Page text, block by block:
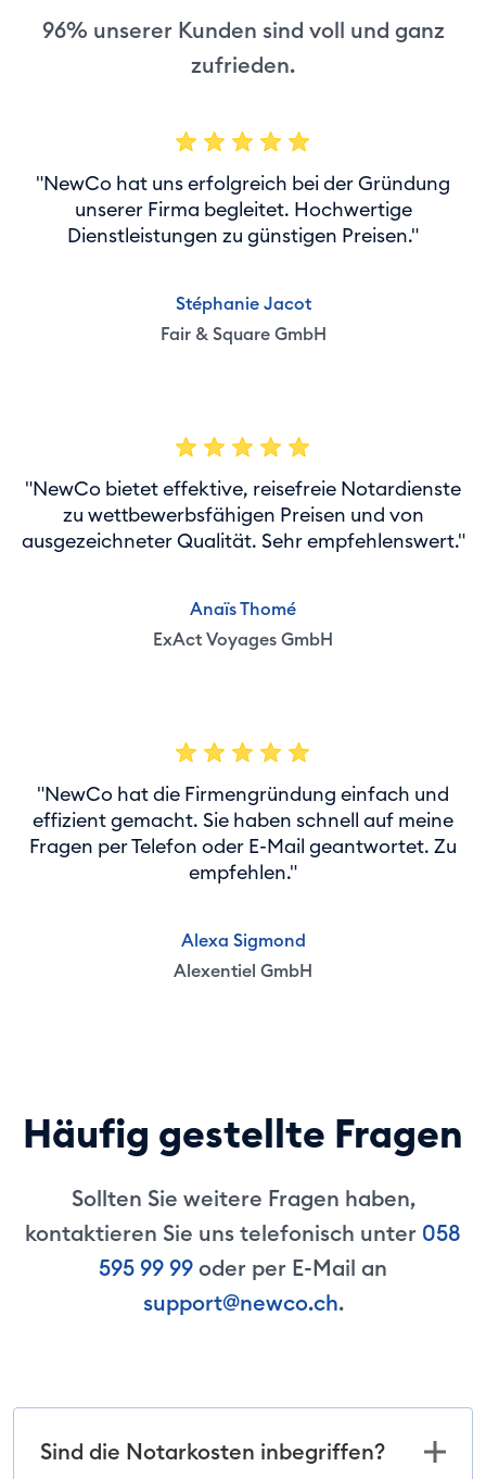
96% unserer Kunden sind voll und ganz
zufrieden.
"NewCo hat uns erfolgreich bei der Gründung
unserer Firma begleitet. Hochwertige
Dienstleistungen zu günstigen Preisen."
Stéphanie Jacot
Fair & Square GmbH
"NewCo bietet effektive, reisefreie Notardienste
zu wettbewerbsfähigen Preisen und von
ausgezeichneter Qualität. Sehr empfehlenswert."
Anaïs Thomé
ExAct Voyages GmbH
"NewCo hat die Firmengründung einfach und
effizient gemacht. Sie haben schnell auf meine
Fragen per Telefon oder E-Mail geantwortet. Zu
empfehlen."
Alexa Sigmond
Alexentiel GmbH
Häufig gestellte Fragen
Sollten Sie weitere Fragen haben,
kontaktieren Sie uns telefonisch unter 058
595 99 99 oder per E-Mail an
support@newco.ch.
Sind die Notarkosten inbegriffen?